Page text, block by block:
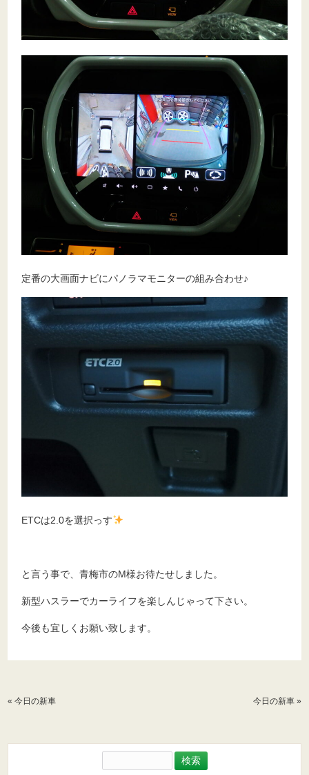
定番の大画面ナビにパノラマモニターの組み合わせ♪
ETCは2.0を選択っす
と言う事で、青梅市のM様お待たせしました。
新型ハスラーでカーライフを楽しんじゃって下さい。
今後も宜しくお願い致します。
«今日の新車 今日の新車»
索: